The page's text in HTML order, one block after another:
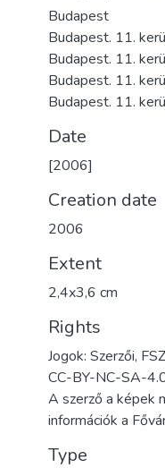
Budapest
Budapest. 11.
Budapest. 11.
Budapest. 11.
Budapest. 11.
Date
[2006]
Creation date
2006
Extent
2,4x3,6 cm
Rights
Jogok: Szerzői,
CC-BY-NC-SA-
A szerző a képek
információk a
Type